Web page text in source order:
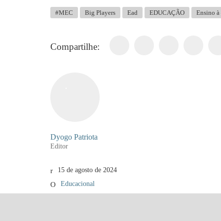
#MEC Big Players Ead EDUCAÇÃO Ensino
Compartilhe:
Dyogo Patriota
Editor
15 de agosto de 2024
Educacional